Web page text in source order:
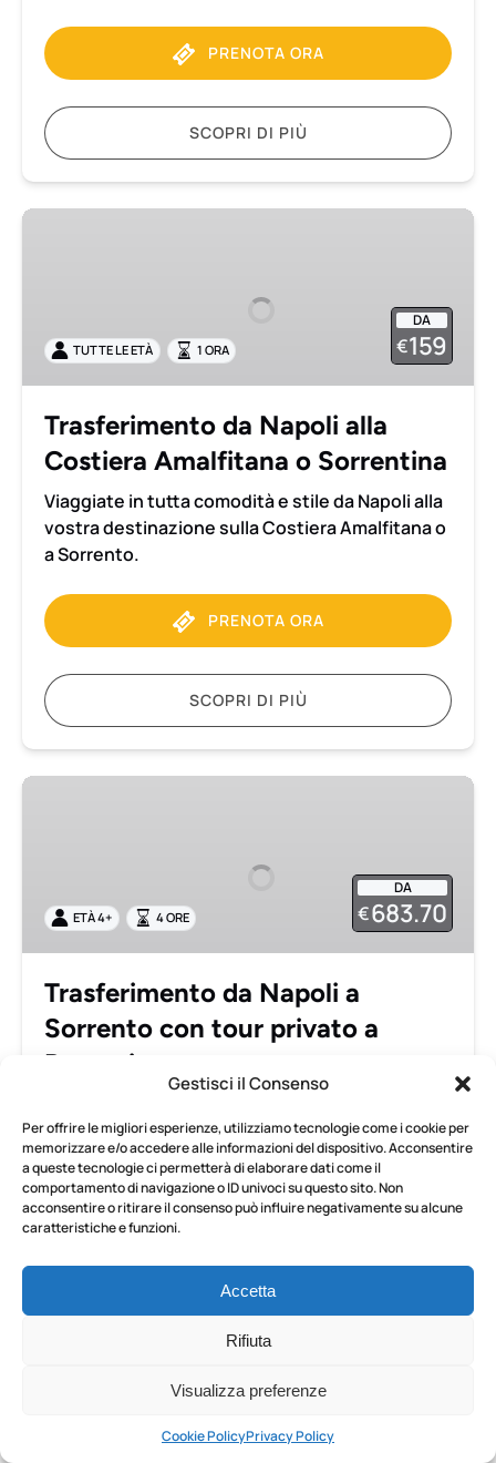
Gestisci il Consenso
Per offrire le migliori esperienze, utilizziamo tecnologie come i cookie per
memorizzare e/o accedere alle informazioni del dispositivo. Acconsentire
a queste tecnologie ci permetterà di elaborare dati come il
comportamento di navigazione o ID univoci su questo sito. Non
acconsentire o ritirare il consenso può influire negativamente su alcune
caratteristiche e funzioni.
Accetta
Rifiuta
Visualizza preferenze
Cookie PolicyPrivacy Policy
PRENOTA ORA
SCOPRI DI PIÙ
Trasferimento
Amalfitana
o
DA
€159
TUTTE LE ETÀ 1 ORA
Trasferimento da Napoli alla
Costiera Amalfitana o Sorrentina
Viaggiate in tutta comodità e stile da Napoli alla
vostra destinazione sulla Costiera Amalfitana o
a Sorrento.
PRENOTA ORA
SCOPRI DI PIÙ
Trasferimento
con
tour
Pompei
DA
€683.70
ETÀ 4+ 4 ORE
Trasferimento da Napoli a
Sorrento con tour privato a
Pompei
con una memorabile sosta a Pompei, con una
visita guidata privata delle antiche rovine prima
di proseguire verso la splendida costa
sorrentina.